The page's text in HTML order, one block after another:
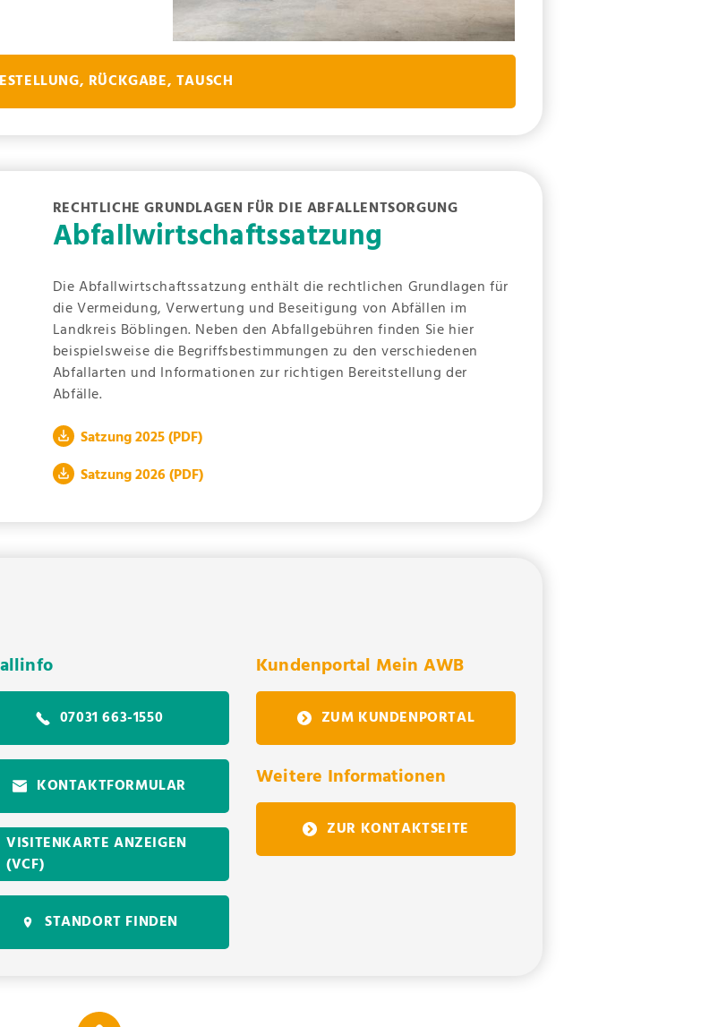
RÜCKGABE, TAUSCH
RECHTLICHE GRUNDLAGEN FÜR DIE ABFALLENTSORGUNG
Abfallwirtschaftssatzung
Die Abfallwirtschaftssatzung enthält die rechtlichen Grundlagen für
die Vermeidung, Verwertung und Beseitigung von Abfällen im
Landkreis Böblingen. Neben den Abfallgebühren finden Sie hier
beispielsweise die Begriffsbestimmungen zu den verschiedenen
Abfallarten und Informationen zur richtigen Bereitstellung der
Abfälle.
Satzung 2025(PDF)
Satzung 2026(PDF)
07031 663-1550
KONTAKTFORMULAR
VISITENKARTE ANZEIGEN
(VCF)
STANDORT FINDEN
Kundenportal Mein AWB
ZUM KUNDENPORTAL
Weitere Informationen
ZUR KONTAKTSEITE